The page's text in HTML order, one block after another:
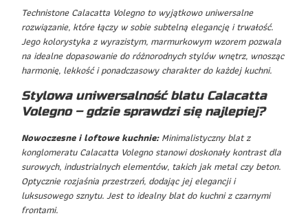
Technistone Calacatta Volegno to wyjątkowo uniwersalne
rozwiązanie, które łączy w sobie subtelną elegancję i trwałość.
Jego kolorystyka z wyrazistym, marmurkowym wzorem pozwala
na idealne dopasowanie do różnorodnych stylów wnętrz, wnosząc
harmonię, lekkość i ponadczasowy charakter do każdej kuchni.
Stylowa uniwersalność blatu Calacatta
Volegno – gdzie sprawdzi się najlepiej?
Nowoczesne i loftowe kuchnie:Minimalistyczny blat z
konglomeratu Calacatta Volegno stanowi doskonały kontrast dla
surowych, industrialnych elementów, takich jak metal czy beton.
Optycznie rozjaśnia przestrzeń, dodając jej elegancji i
luksusowego sznytu. Jest to idealny blat do kuchni z czarnymi
frontami.